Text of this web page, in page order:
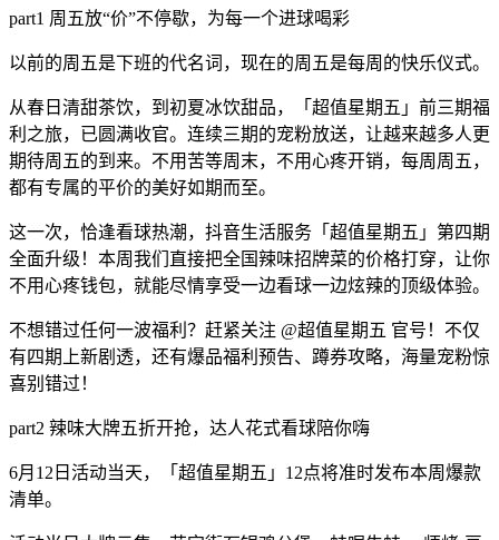
part1 周五放“价”不停歇，为每一个进球喝彩
以前的周五是下班的代名词，现在的周五是每周的快乐仪式。
从春日清甜茶饮，到初夏冰饮甜品，「超值星期五」前三期福
利之旅，已圆满收官。连续三期的宠粉放送，让越来越多人更
期待周五的到来。不用苦等周末，不用心疼开销，每周周五，
都有专属的平价的美好如期而至。
这一次，恰逢看球热潮，抖音生活服务「超值星期五」第四期
全面升级！本周我们直接把全国辣味招牌菜的价格打穿，让你
不用心疼钱包，就能尽情享受一边看球一边炫辣的顶级体验。
不想错过任何一波福利？赶紧关注 @超值星期五 官号！不仅
有四期上新剧透，还有爆品福利预告、蹲券攻略，海量宠粉惊
喜别错过！
part2 辣味大牌五折开抢，达人花式看球陪你嗨
6月12日活动当天，「超值星期五」12点将准时发布本周爆款
清单。